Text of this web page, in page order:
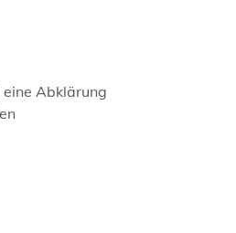
Abklärung